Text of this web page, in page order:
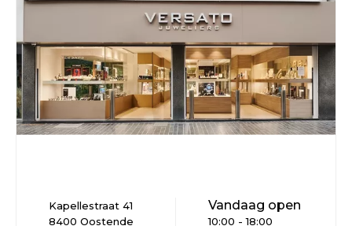
Kapellestraat 41
8400 Oostende
Vandaag open
10:00 - 18:00